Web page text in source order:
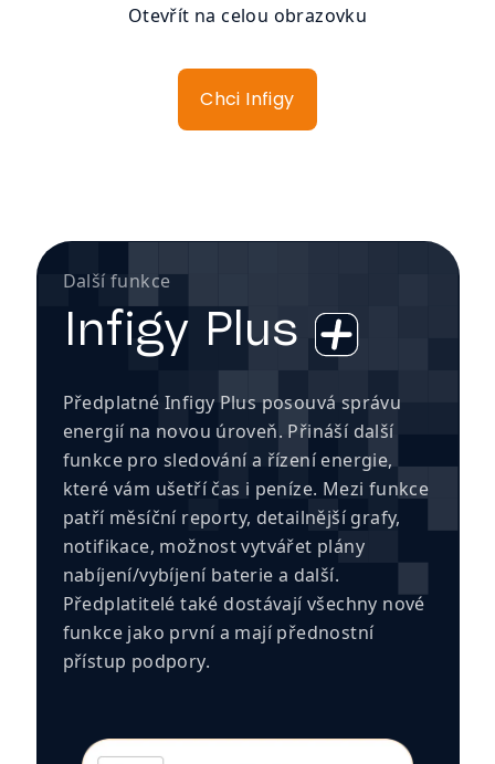
Otevřít na celou obrazovku
Chci Infigy
Další funkce
Infigy Plus
Předplatné Infigy Plus posouvá správu
energií na novou úroveň. Přináší další
funkce pro sledování a řízení energie,
které vám ušetří čas i peníze. Mezi funkce
patří měsíční reporty, detailnější grafy,
notifikace, možnost vytvářet plány
nabíjení/vybíjení baterie a další.
Předplatitelé také dostávají všechny nové
funkce jako první a mají přednostní
přístup podpory.